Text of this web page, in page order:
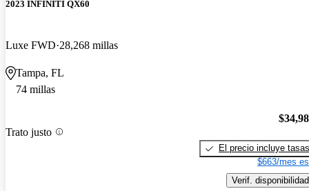
2023 INFINITI QX60
Luxe FWD 28,268 millas
Tampa, FL
74 millas
Trato justo
El precio incluye tasas
$663/mes
Verif. disponibilidad